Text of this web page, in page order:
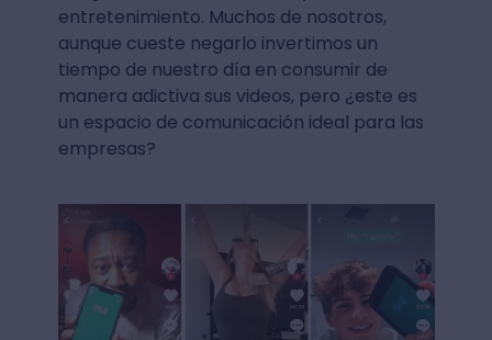
entretenimiento. Muchos de nosotros,
aunque cueste negarlo invertimos un
tiempo de nuestro día en consumir de
manera adictiva sus videos, pero ¿este es
un espacio de comunicación ideal para las
empresas?